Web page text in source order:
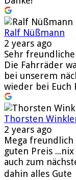
Ralf Nüßmann
2 years ago
Sehr
Die Fahrräder
bei unserem
wieder bei Euch
Thorsten
2 years ago
Mega
guten Preis
auch zum
dahin alles Gute